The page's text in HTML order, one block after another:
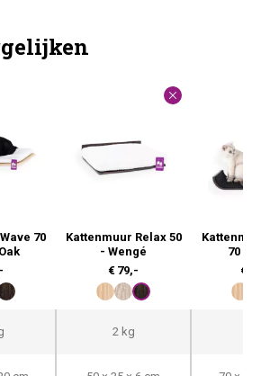
70
Kattenmuur Relax 50
- Wengé
€ 79,-
70 -
€
2 kg